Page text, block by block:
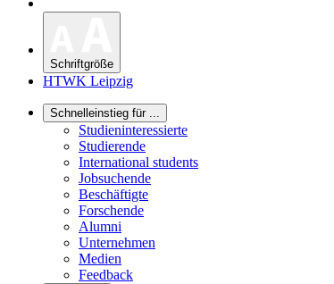
Schriftgröße
HTWK Leipzig
Schnelleinstieg für ...
Studieninteressierte
Studierende
International students
Jobsuchende
Beschäftigte
Forschende
Alumni
Unternehmen
Medien
Feedback